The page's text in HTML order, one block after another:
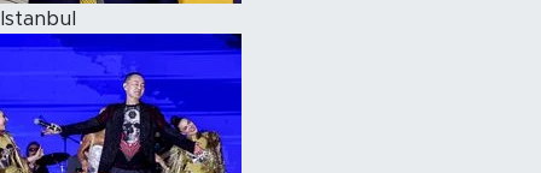
Istanbul